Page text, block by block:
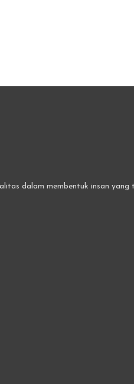
dalam membentuk insan yang